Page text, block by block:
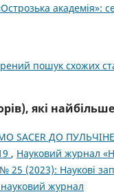
академія»:
пошук схожих
які
SACER ДО
, Науковий журнал
25 (2023): Наукові
науковий журнал